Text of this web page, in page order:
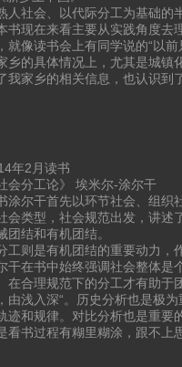
人社会、以代际分工为基础的
书现在来看主要从实践角度去
就像读书会上有同学说的“以
乡的具体情况上，尤其是城镇
我家乡的相关信息，也认识到
年2月读书
会分工论》 埃米尔-涂尔干
涂尔干首先以环节社会、组织
会类型，社会规范出发，讲述
团结和有机团结。
工则是有机团结的重要动力，
干在书中始终强调社会整体是
在合理规范下的分工才有助于
由浅入深“。历史分析也是极
迹和规律。对比分析也是重要
看书过程有糊里糊涂，跟不上